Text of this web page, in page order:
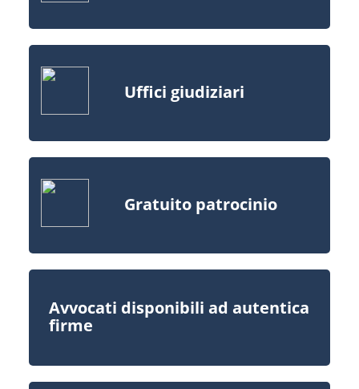
Uffici giudiziari
Gratuito patrocinio
Avvocati disponibili ad autentica
firme